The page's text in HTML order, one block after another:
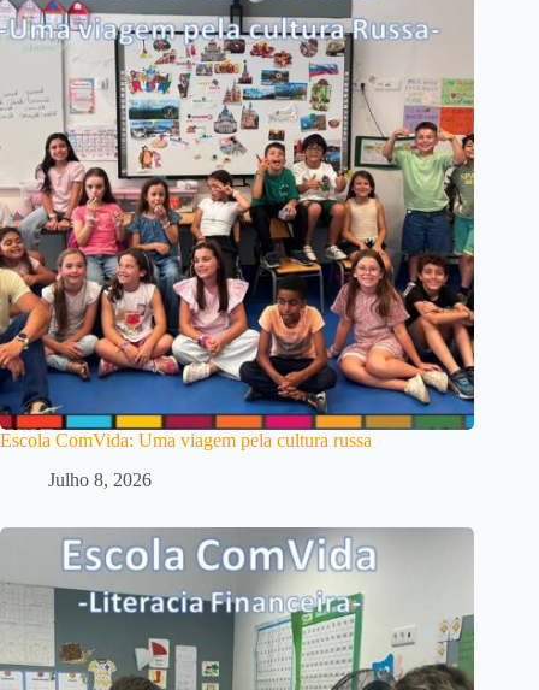
Escola ComVida: Uma viagem pela cultura russa
Julho 8, 2026